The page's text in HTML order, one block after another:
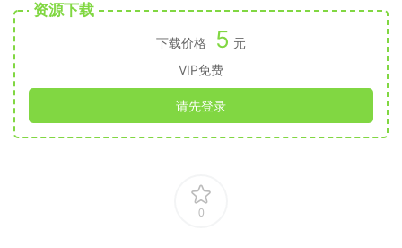
资源下载
下载价格 5 元
VIP免费
请先登录
0